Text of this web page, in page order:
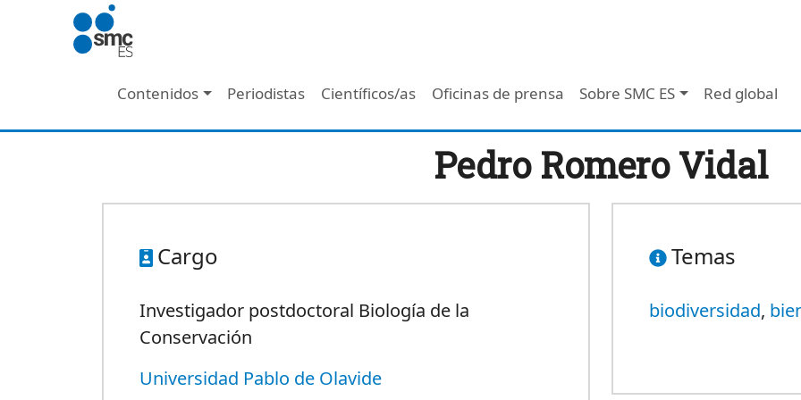
Pasar al contenido principal
Navegación principal - Header
Contenidos Periodistas Científicos/as Oficinas de prensa Sobre SMC ES Red global
Pedro Romero Vidal
Cargo
Investigador postdoctoral Biología de la
Conservación
Universidad Pablo de Olavide
Temas
biodiversidad,